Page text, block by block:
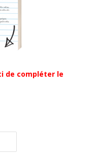
de compléter le